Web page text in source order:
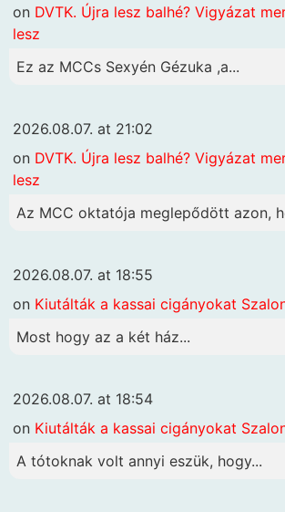
on DVTK. Újra lesz balhé? Vigyázat
lesz
Ez az MCCs Sexyén Gézuka ,a...
2026.08.07. at 21:02
on DVTK. Újra lesz balhé? Vigyázat
lesz
Az MCC oktatója meglepődött azon,
2026.08.07. at 18:55
on Kiutálták a kassai cigányokat
Most hogy az a két ház...
2026.08.07. at 18:54
on Kiutálták a kassai cigányokat
A tótoknak volt annyi eszük, hogy...